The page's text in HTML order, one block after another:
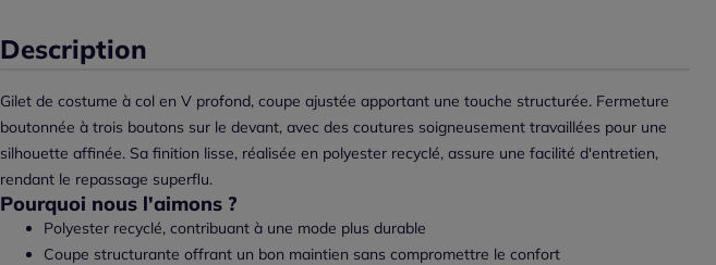
Description
Gilet de costume à col en V profond, coupe ajustée apportant une touche structurée. Fermeture
boutonnée à trois boutons sur le devant, avec des coutures soigneusement travaillées pour une
silhouette affinée. Sa finition lisse, réalisée en polyester recyclé, assure une facilité d'entretien,
rendant le repassage superflu.
Pourquoi nous l'aimons ?
Polyester recyclé, contribuant à une mode plus durable
Coupe structurante offrant un bon maintien sans compromettre le confort